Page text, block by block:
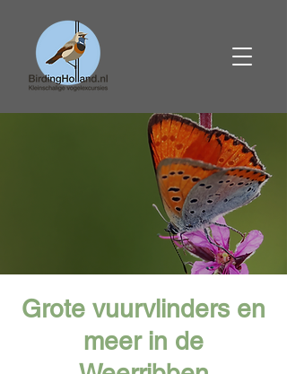
Grote vuurvlinders en
meer in de